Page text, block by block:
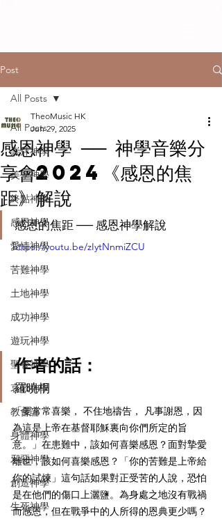
Post
All Posts
崇拜神學
美學神學
終點神學
感恩神學
愛情神學
苦難神學
土地神學
成功神學
遊玩神學
聖餐神學
哀歌神學
教會論
身體神學
邪惡神學
創造神學
生死神學
All Posts
感恩神學 ── 神學音樂分
享會2024《感恩的焦
距》解說
TheoMusic HK
Jun 29, 2025
感恩的焦距 ── 感恩神學解說
https://youtu.be/zIytNnmiZCU
作者的話：
羅曉桐
「要常常喜樂， 不住地禱告， 凡事謝恩，因
為這是上帝在基督耶穌裏向你們所定的旨
意。」在患難中，該如何喜樂感恩？面對摯愛
離世，該如何喜樂感恩？「你的苦難是上帝給
你的試煉」這句話如果對正受苦的人說，恐怕
是在他們的傷口上灑鹽。為身處之地沒有戰禍
而感恩，但在戰爭中的人所得的恩典更少嗎？